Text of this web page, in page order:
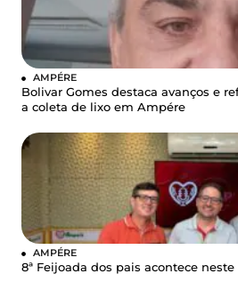
AMPÉRE
Bolivar Gomes destaca avanços e
a coleta de lixo em Ampére
AMPÉRE
8ª Feijoada dos pais acontece